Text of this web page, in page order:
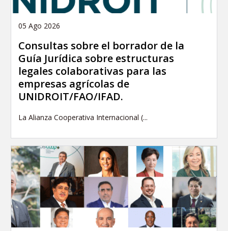
05 Ago 2026
Consultas sobre el borrador de la
Guía Jurídica sobre estructuras
legales colaborativas para las
empresas agrícolas de
UNIDROIT/FAO/IFAD.
La Alianza Cooperativa Internacional (...